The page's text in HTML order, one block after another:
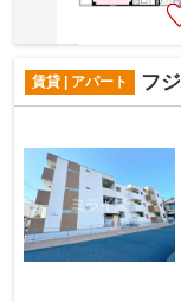
賃貸 | アパート フ